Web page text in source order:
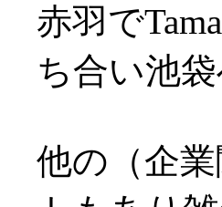
赤羽で
ち合い池袋
他の（企